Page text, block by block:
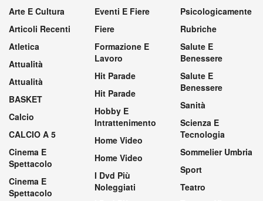
Arte E Cultura
Articoli Recenti
Atletica
Attualità
Attualità
BASKET
Calcio
CALCIO A 5
Cinema E
Spettacolo
Cinema E
Spettacolo
Eventi E Fiere
Fiere
Formazione E
Lavoro
Hit Parade
Hit Parade
Hobby E
Intrattenimento
Home Video
Home Video
I Dvd Più
Noleggiati
Psicologicamente
Rubriche
Salute E
Benessere
Salute E
Benessere
Sanità
Scienza E
Tecnologia
Sommelier Umbria
Sport
Teatro